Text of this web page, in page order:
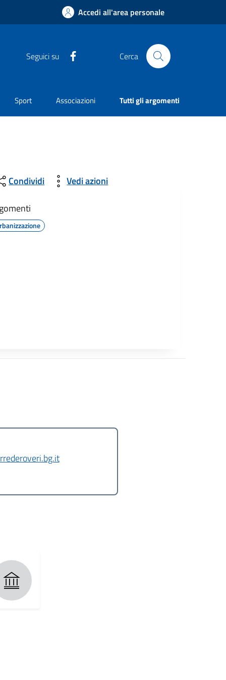
Accedi all'area personale
Seguici su Cerca
Sport Associazioni Tutti gli argomenti
Condividi
Vedi azioni